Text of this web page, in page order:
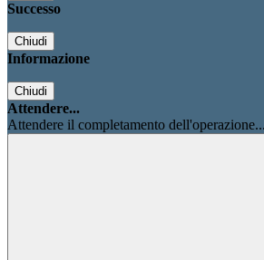
Successo
Chiudi
Informazione
Chiudi
Attendere...
Attendere il completamento dell'operazione...